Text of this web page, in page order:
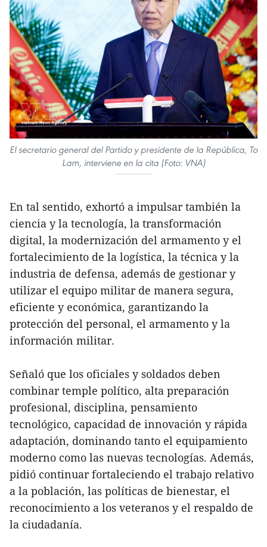
El secretario general del Partido y presidente de la República, To
Lam, interviene en la cita (Foto: VNA)
En tal sentido, exhortó a impulsar también la
ciencia y la tecnología, la transformación
digital, la modernización del armamento y el
fortalecimiento de la logística, la técnica y la
industria de defensa, además de gestionar y
utilizar el equipo militar de manera segura,
eficiente y económica, garantizando la
protección del personal, el armamento y la
información militar.
Señaló que los oficiales y soldados deben
combinar temple político, alta preparación
profesional, disciplina, pensamiento
tecnológico, capacidad de innovación y rápida
adaptación, dominando tanto el equipamiento
moderno como las nuevas tecnologías. Además,
pidió continuar fortaleciendo el trabajo relativo
a la población, las políticas de bienestar, el
reconocimiento a los veteranos y el respaldo de
la ciudadanía.